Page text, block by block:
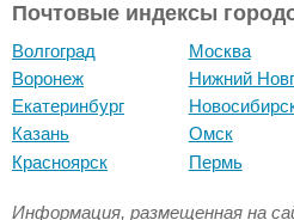
Почтовые индексы
Волгоград
Воронеж
Екатеринбург
Казань
Красноярск
Москва
Нижний
Омск
Пермь
Информация, размещенная на